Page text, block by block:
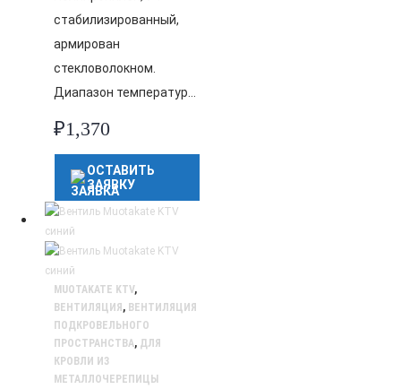
стабилизированный,
армирован
стекловолокном.
Диапазон температур…
₽1,370
ОСТАВИТЬ
ЗАЯВКУ
MUOTAKATE KTV,
ВЕНТИЛЯЦИЯ , ВЕНТИЛЯЦИЯ
ПОДКРОВЕЛЬНОГО
ПРОСТРАНСТВА, ДЛЯ
КРОВЛИ ИЗ
МЕТАЛЛОЧЕРЕПИЦЫ